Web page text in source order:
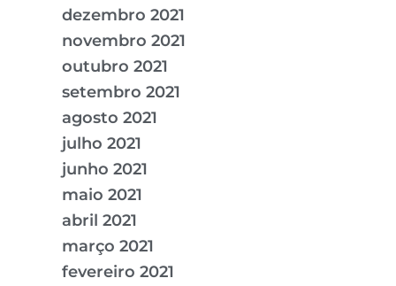
dezembro 2021
novembro 2021
outubro 2021
setembro 2021
agosto 2021
julho 2021
junho 2021
maio 2021
abril 2021
março 2021
fevereiro 2021